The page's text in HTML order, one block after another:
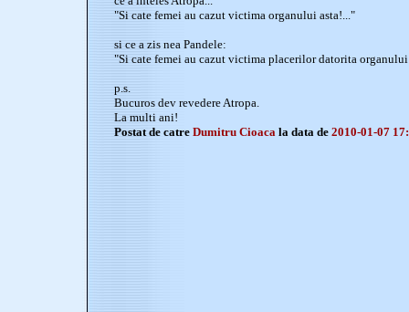
"Si cate femei au cazut victima organului asta!..."
si ce a zis nea Pandele:
"Si cate femei au cazut victima placerilor datorita organului
p.s.
Bucuros dev revedere Atropa.
La multi ani!
Postat de catre Dumitru Cioaca la data de 2010-01-07